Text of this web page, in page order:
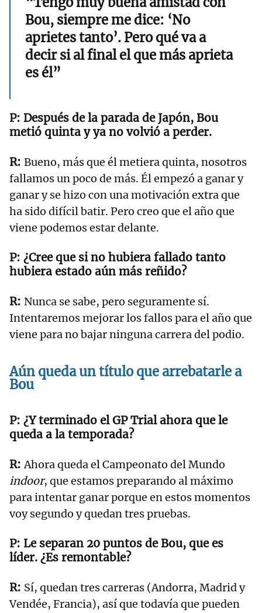
Bou, siempre me dice: ‘No
aprietes tanto’. Pero qué va a
decir si al final el que más aprieta
es él”
Después de la parada de Japón, Bou
metió quinta y ya no volvió a perder.
Bueno, más que él metiera quinta, nosotros
fallamos un poco de más. Él empezó a ganar y
ganar y se hizo con una motivación extra que
ha sido difícil batir. Pero creo que el año que
viene podemos estar delante.
¿Cree que si no hubiera fallado tanto
hubiera estado aún más reñido?
Nunca se sabe, pero seguramente sí.
Intentaremos mejorar los fallos para el año que
viene para no bajar ninguna carrera del podio.
Aún queda un título que arrebatarle a
Bou
¿Y terminado el GP Trial ahora que le
queda a la temporada?
Ahora queda el Campeonato del Mundo
indoor, que estamos preparando al máximo
para intentar ganar porque en estos momentos
voy segundo y quedan tres pruebas.
Le separan 20 puntos de Bou, que es
líder. ¿Es remontable?
Sí, quedan tres carreras (Andorra, Madrid y
Vendée, Francia), así que todavía que pueden